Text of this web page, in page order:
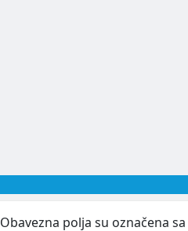
Obavezna polja su označena sa